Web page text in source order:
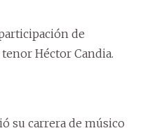
de
Héctor Candia.
su carrera de músico